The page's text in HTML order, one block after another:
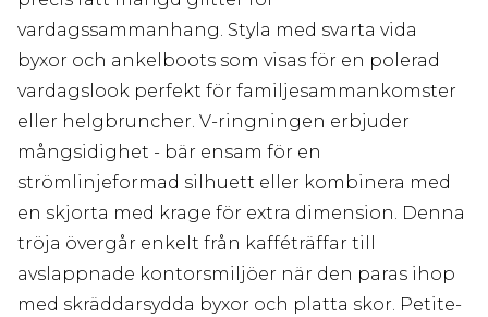
vardagssammanhang. Styla med svarta vida
byxor och ankelboots som visas för en polerad
vardagslook perfekt för familjesammankomster
eller helgbruncher. V-ringningen erbjuder
mångsidighet - bär ensam för en
strömlinjeformad silhuett eller kombinera med
en skjorta med krage för extra dimension. Denna
tröja övergår enkelt från kafféträffar till
avslappnade kontorsmiljöer när den paras ihop
med skräddarsydda byxor och platta skor. Petite-